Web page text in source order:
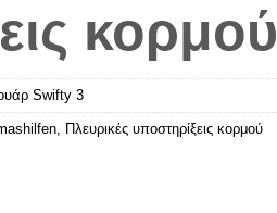
κορμού
Swifty 3
, Πλευρικές υποστηρίξεις κορμού